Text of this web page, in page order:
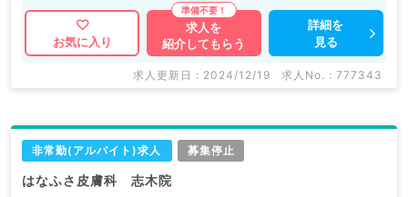
お気に入り
求人を
紹介してもらう
詳細を
見る
求人更新日 : 2024/12/19 求人No. : 777343
非常勤(アルバイト)求人 募集停止
はなふさ皮膚科 志木院